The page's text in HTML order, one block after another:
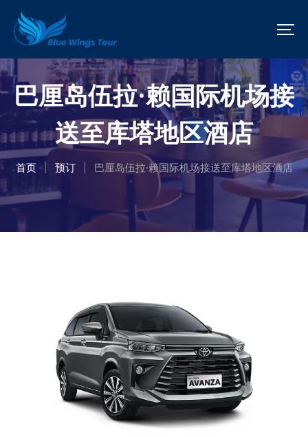
巴厘岛伍拉·赖国际机场接
送至库塔地区酒店
首页 | 预订 巴厘岛伍拉·赖国际机场接送至库塔地区酒店